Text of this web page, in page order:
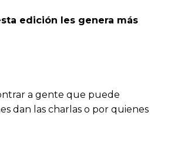
edición les genera más
a gente que puede
dan las charlas o por quienes